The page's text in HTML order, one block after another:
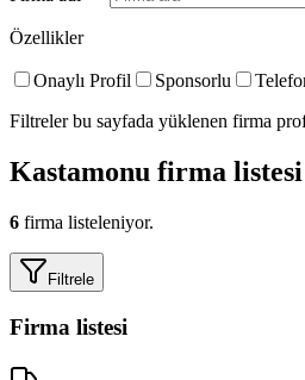
Özellikler
Onaylı Profil Sponsorlu
Filtreler bu sayfada yüklenen firma
Kastamonu firma listesi
6 firma listeleniyor.
Filtrele
Firma listesi